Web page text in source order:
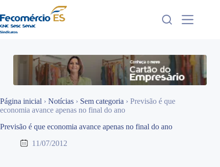
para
o
conteúdo
Página inicial › Notícias › Sem categoria › Previsão é que
economia avance apenas no final do ano
Previsão é que economia avance apenas no final do ano
11/07/2012